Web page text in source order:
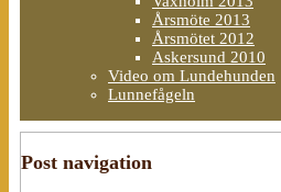
Årsmöte 2013
Årsmötet 2012
Askersund 2010
Video om Lundehunden
Lunnefågeln
Post navigation